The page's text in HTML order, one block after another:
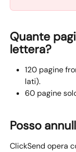
Quante
lettera?
120 pagine
lati).
60 pagine
Posso
ClickSend opera